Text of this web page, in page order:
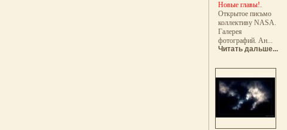
Новые главы!.
Открытое письмо
коллективу NASA.
Галерея
фотографий. Ан...
Читать дальше...